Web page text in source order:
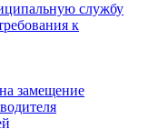
службу
к
замещение